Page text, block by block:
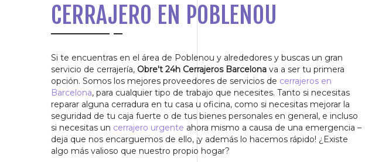
CERRAJERO EN POBLENOU
Si te encuentras en el área de Poblenou y alrededores y buscas un gran
servicio de cerrajería, Obre't 24h Cerrajeros Barcelona va a ser tu primera
opción. Somos los mejores proveedores de servicios de cerrajeros en
Barcelona, para cualquier tipo de trabajo que necesites. Tanto si necesitas
reparar alguna cerradura en tu casa u oficina, como si necesitas mejorar la
seguridad de tu caja fuerte o de tus bienes personales en general, e incluso
si necesitas un cerrajero urgente ahora mismo a causa de una emergencia –
deja que nos encarguemos de ello, ¡y además lo hacemos rápido! ¿Existe
algo más valioso que nuestro propio hogar?